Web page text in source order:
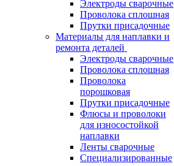
Электроды сварочные
Проволока сплошная
Прутки присадочные
Материалы для наплавки и
ремонта деталей
Электроды сварочные
Проволока сплошная
Проволока
порошковая
Прутки присадочные
Флюсы и проволоки
для износостойкой
наплавки
Ленты сварочные
Специализированные